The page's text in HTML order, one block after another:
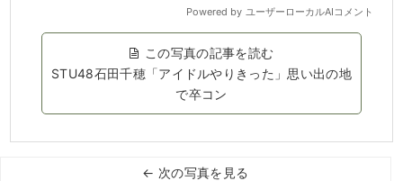
この写真の記事を読む
STU48石田千穂「アイドルやりきった」思い出の地
で卒コン
← 次の写真を見る